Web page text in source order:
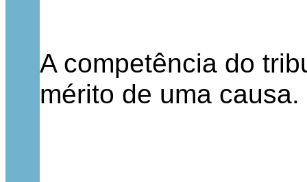
A competência do
mérito de uma causa.